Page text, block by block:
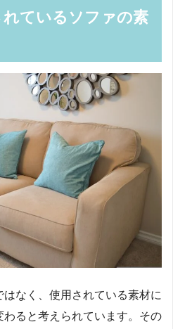
ているソファの素
なく、使用されている素材に
ると考えられています。その